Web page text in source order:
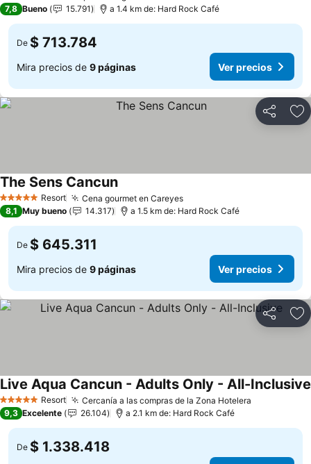
7,8 Bueno 15.791 a 1.4 km de: Hard Rock Café
De $ 713.784
Mira precios de 9 páginas Ver precios
Compartir
5 Estrellas Resort Cena gourmet en CareyesVer precios
The Sens CancunVer precios
8,1 Muy bueno 14.317 a 1.5 km de: Hard Rock Café
De $ 645.311
Mira precios de 9 páginas Ver precios
Compartir
5 Estrellas Resort Cercanía a las compras de la Zona Hotelera
Live Aqua Cancun - Adults Only - All-Inclusive
9,3 Excelente 26.104 a 2.1 km de: Hard Rock Café
De $ 1.338.418